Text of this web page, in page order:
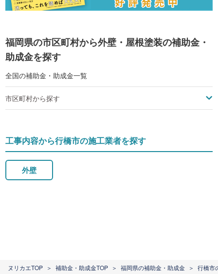
福岡県の市区町村から外壁・屋根塗装の補助金・
助成金を探す
全国の補助金・助成金一覧
市区町村から探す
工事内容から行橋市の施工業者を探す
外壁
ヌリカエTOP 補助金・助成金TOP 福岡県の補助金・助成金 行橋市